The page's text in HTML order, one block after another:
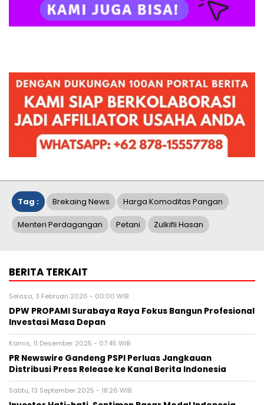
Tag : Brekaing News Harga Komoditas Pangan
Menteri Perdagangan Petani Zulkifli Hasan
BERITA TERKAIT
Selasa, 3 Februari 2026 - 00:00 WIB
DPW PROPAMI Surabaya Raya Fokus Bangun Profesional
Investasi Masa Depan
Kamis, 11 Desember 2025 - 07:45 WIB
PR Newswire Gandeng PSPI Perluas Jangkauan
Distribusi Press Release ke Kanal Berita Indonesia
Sabtu, 13 September 2025 - 18:26 WIB